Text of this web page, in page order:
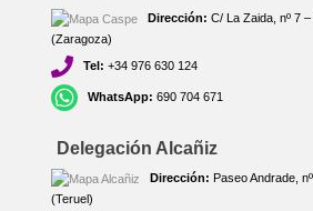
Dirección: C/ La Zaida, nº 7
(Zaragoza)
Tel: +34 976 630 124
WhatsApp: 690 704 671
Delegación Alcañiz
Dirección: Paseo Andrade,
(Teruel)